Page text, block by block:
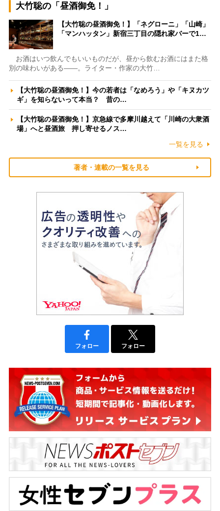
大竹聡の「昼酒御免！」
【大竹聡の昼酒御免！】「ネグローニ」「山崎」
「マンハッタン」新宿三丁目の隠れ家バーで1…
お酒はいつ飲んでもいいものだが、昼から飲むお酒にはまた格
別の味わいがある――。ライター・作家の大竹…
【大竹聡の昼酒御免！】今の若者は「なめろう」や「キヌカツ
ギ」を知らないって本当？ 昔の…
【大竹聡の昼酒御免！】京急線で多摩川越えて「川崎の大衆酒
場」へと昼酒旅 押し寄せるノス…
一覧を見る
著者・連載の一覧を見る
フォロー フォロー